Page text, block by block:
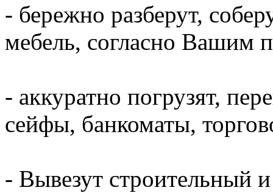
- бережно разберут,
мебель, согласно Вашим
- аккуратно погрузят,
сейфы, банкоматы,
- Вывезут строительный